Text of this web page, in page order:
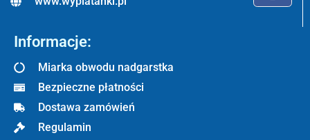
Informacje:
Miarka obwodu nadgarstka
Bezpieczne płatności
Dostawa zamówień
Regulamin